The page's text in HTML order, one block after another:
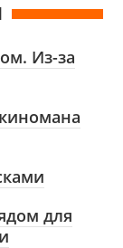
Из-за
для